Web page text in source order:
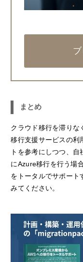
まとめ
クラウド移行を滞りな
移行支援サービスの利
トを参考にしつつ、
にAzure移行を行う場
をトータルでサポート
みてください。